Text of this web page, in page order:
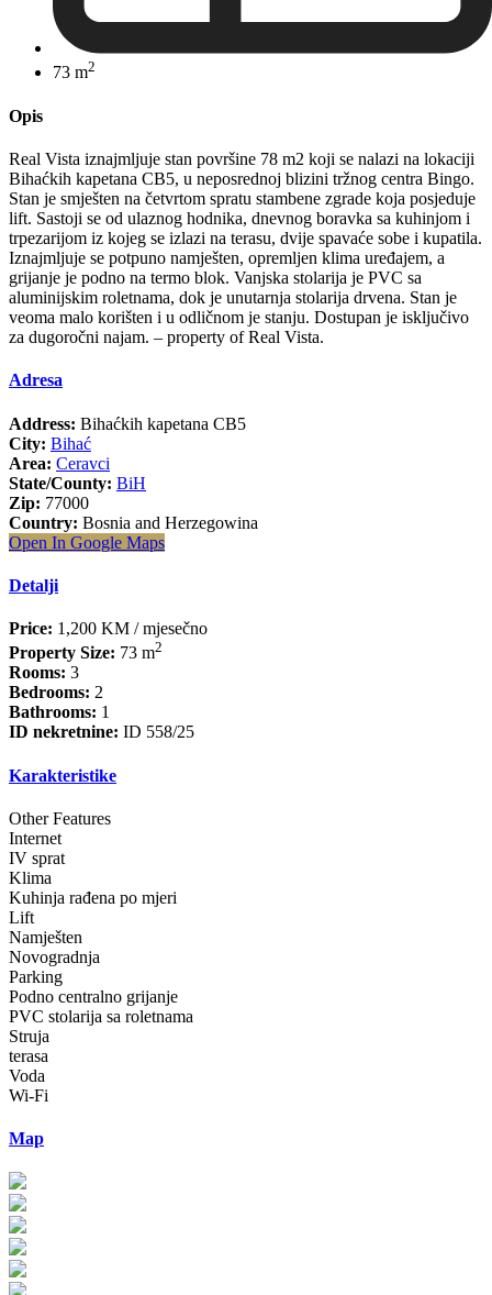
73 m2
Opis
Real Vista iznajmljuje stan površine 78 m2 koji se nalazi na lokaciji
Bihaćkih kapetana CB5, u neposrednoj blizini tržnog centra Bingo.
Stan je smješten na četvrtom spratu stambene zgrade koja posjeduje
lift. Sastoji se od ulaznog hodnika, dnevnog boravka sa kuhinjom i
trpezarijom iz kojeg se izlazi na terasu, dvije spavaće sobe i kupatila.
Iznajmljuje se potpuno namješten, opremljen klima uređajem, a
grijanje je podno na termo blok. Vanjska stolarija je PVC sa
aluminijskim roletnama, dok je unutarnja stolarija drvena. Stan je
veoma malo korišten i u odličnom je stanju. Dostupan je isključivo
za dugoročni najam. – property of Real Vista.
Adresa
Address: Bihaćkih kapetana CB5
City: Bihać
Area: Ceravci
State/County: BiH
Zip: 77000
Country: Bosnia and Herzegowina
Open In Google Maps
Detalji
Price: 1,200 KM / mjesečno
Property Size: 73 m2
Rooms: 3
Bedrooms: 2
Bathrooms: 1
ID nekretnine: ID 558/25
Karakteristike
Other Features
Internet
IV sprat
Klima
Kuhinja rađena po mjeri
Lift
Namješten
Novogradnja
Parking
Podno centralno grijanje
PVC stolarija sa roletnama
Struja
terasa
Voda
Wi-Fi
Map